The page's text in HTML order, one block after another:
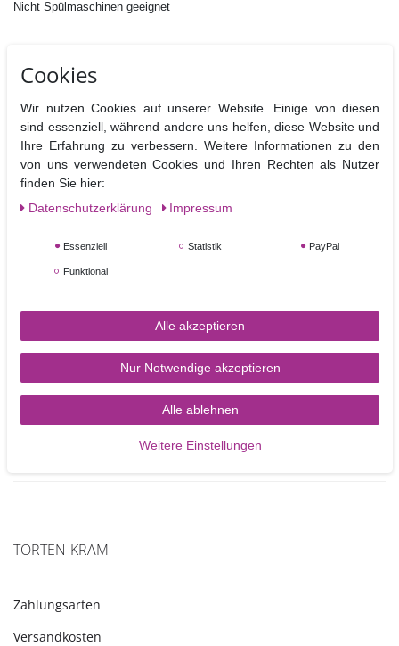
Nicht Spülmaschinen geeignet
Ähnliche Artikel
In den Warenkorb
TORTEN-KRAM
Zahlungsarten
Versandkosten
Cookies
Wir nutzen Cookies auf unserer Website. Einige von diesen
sind essenziell, während andere uns helfen, diese Website und
Ihre Erfahrung zu verbessern. Weitere Informationen zu den
von uns verwendeten Cookies und Ihren Rechten als Nutzer
finden Sie hier:
Daten­schutz­erklärung
Impressum
Essenziell Statistik PayPal
Funktional
Alle akzeptieren
Nur Notwendige akzeptieren
Alle ablehnen
Weitere Einstellungen